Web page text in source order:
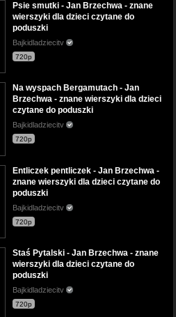
Psie smutki - Jan Brzechwa - znane
wierszyki dla dzieci czytane do
poduszki
Bajkidladziecitv
720p
Na wyspach Bergamutach - Jan
Brzechwa - znane wierszyki dla dzieci
czytane do poduszki
Bajkidladziecitv
720p
Entliczek pentliczek - Jan Brzechwa -
znane wierszyki dla dzieci czytane do
poduszki
Bajkidladziecitv
720p
Staś Pytalski - Jan Brzechwa - znane
wierszyki dla dzieci czytane do
poduszki
Bajkidladziecitv
720p